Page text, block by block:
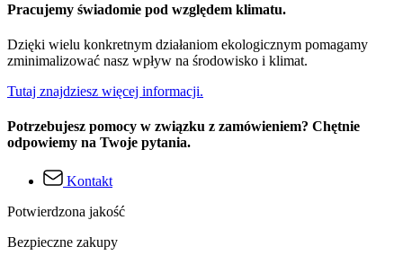
Pracujemy świadomie pod względem klimatu.
Dzięki wielu konkretnym działaniom ekologicznym pomagamy
zminimalizować nasz wpływ na środowisko i klimat.
Tutaj znajdziesz więcej informacji.
Potrzebujesz pomocy w związku z zamówieniem? Chętnie
odpowiemy na Twoje pytania.
Kontakt
Potwierdzona jakość
Bezpieczne zakupy